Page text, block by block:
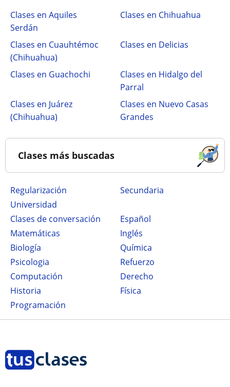
Clases en Aquiles
Serdán
Clases en Chihuahua
Clases en Cuauhtémoc
(Chihuahua)
Clases en Delicias
Clases en Guachochi
Clases en Hidalgo del
Parral
Clases en Juárez
(Chihuahua)
Clases en Nuevo Casas
Grandes
Clases más buscadas
Regularización
secundaria
Universidad
Clases de conversación
Español
Matemáticas
Inglés
Biología
Química
Psicologia
Refuerzo
Computación
Derecho
Historia
Física
Programación